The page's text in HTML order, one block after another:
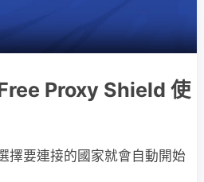
Proxy Shield 使
擇要連接的國家就會自動開始